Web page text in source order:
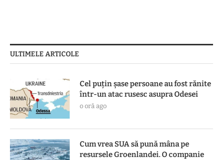
ULTIMELE ARTICOLE
Cel puțin șase persoane au fost rănite
într-un atac rusesc asupra Odesei
o oră ago
Cum vrea SUA să pună mâna pe
resursele Groenlandei. O companie